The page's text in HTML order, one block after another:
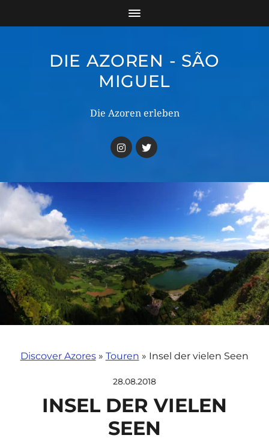
DIE AZOREN - SÃO
MIGUEL
Die Azoren erleben
Discover Azores» Touren » Insel der vielen Seen
28.08.2018
INSEL DER VIELEN
SEEN